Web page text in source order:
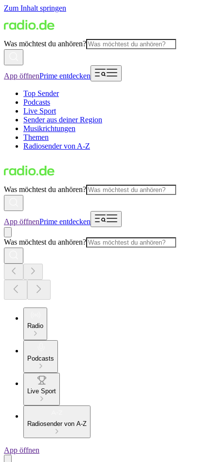
Zum Inhalt springen
Was möchtest du anhören?
App öffnenPrime entdecken
Top Sender
Podcasts
Live Sport
Sender aus deiner Region
Musikrichtungen
Themen
Radiosender von A-Z
Was möchtest du anhören?
App öffnenPrime entdecken
Was möchtest du anhören?
Radio
Podcasts
Live Sport
Radiosender von A-Z
App öffnen